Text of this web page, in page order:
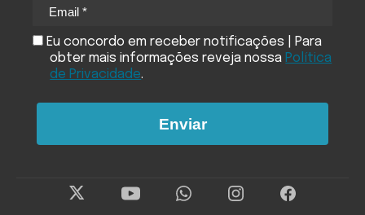
Eu concordo em receber notificações | Para
obter mais informações reveja nossa Política
de Privacidade.
Enviar